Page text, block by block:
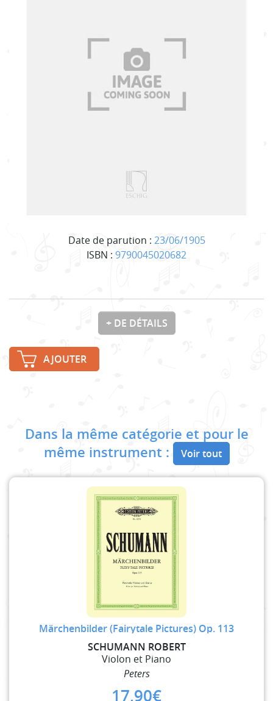
Date de parution : 23/06/1905
ISBN : 9790045020682
+ DE DÉTAILS
AJOUTER
Dans la même catégorie et pour le
même instrument :
Voir tout
Märchenbilder (Fairytale Pictures) Op. 113
SCHUMANN ROBERT
Violon et Piano
Peters
17,90€